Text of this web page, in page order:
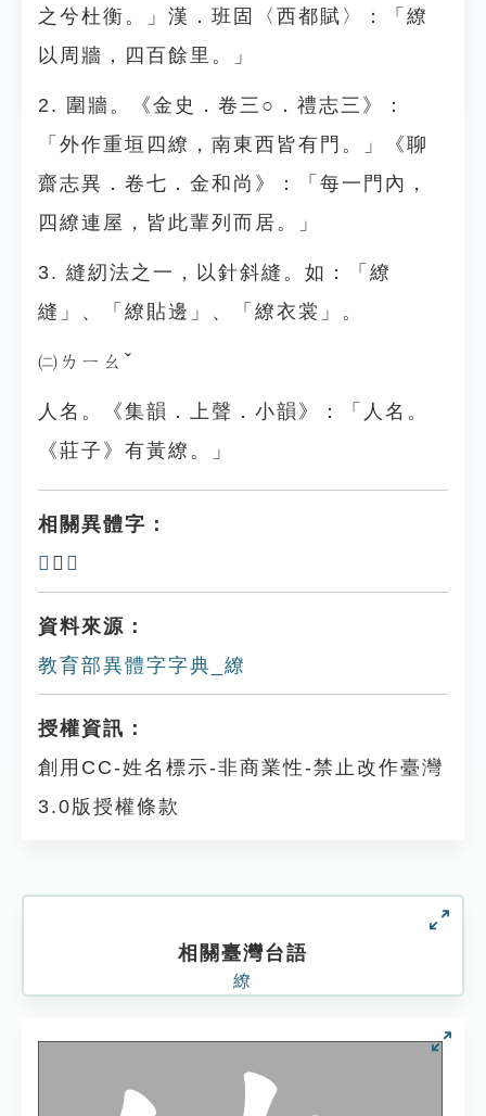
之兮杜衡。」漢．班固〈西都賦〉：「繚
以周牆，四百餘里。」
2. 圍牆。《金史．卷三○．禮志三》：
「外作重垣四繚，南東西皆有門。」《聊
齋志異．卷七．金和尚》：「每一門內，
四繚連屋，皆此輩列而居。」
3. 縫紉法之一，以針斜縫。如：「繚
縫」、「繚貼邊」、「繚衣裳」。
㈡ㄌㄧㄠˇ
人名。《集韻．上聲．小韻》：「人名。
《莊子》有黃繚。」
相關異體字：
𦄗 、 𦆖
資料來源：
教育部異體字字典_繚
授權資訊：
創用CC-姓名標示-非商業性-禁止改作臺灣
3.0版授權條款
相關臺灣台語
繚